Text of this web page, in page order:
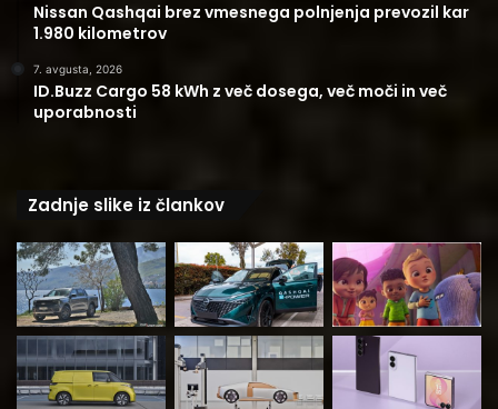
Nissan Qashqai brez vmesnega polnjenja prevozil kar
1.980 kilometrov
7. avgusta, 2026
ID.Buzz Cargo 58 kWh z več dosega, več moči in več
uporabnosti
Zadnje slike iz člankov